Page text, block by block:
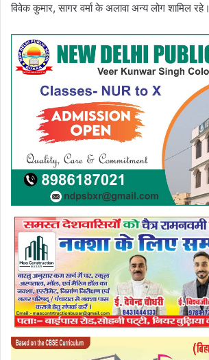
विवेक कुमार, सागर वर्मा के अलावा अन्य लोग शामिल रहे।